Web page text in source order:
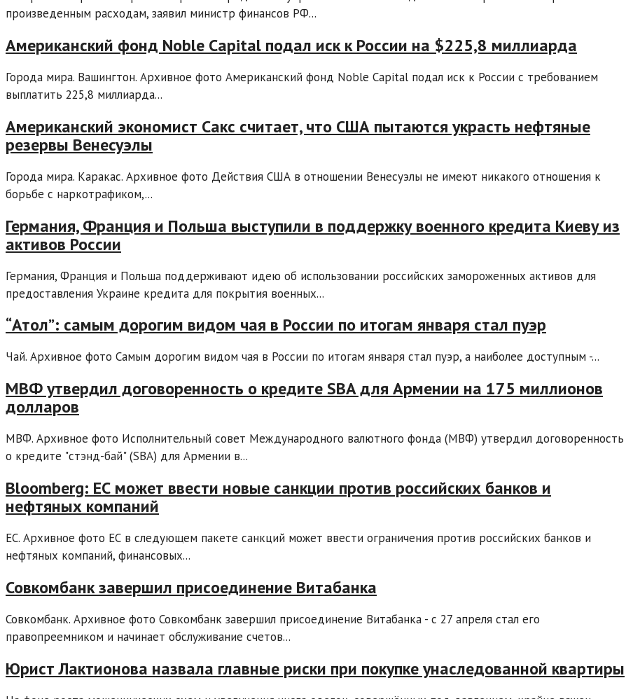
произведенным расходам, заявил министр финансов РФ...
Американский фонд Noble Capital подал иск к России на $225,8 миллиарда
Города мира. Вашингтон. Архивное фото Американский фонд Noble Capital подал иск к России с требованием
выплатить 225,8 миллиарда...
Американский экономист Сакс считает, что США пытаются украсть нефтяные
резервы Венесуэлы
Города мира. Каракас. Архивное фото Действия США в отношении Венесуэлы не имеют никакого отношения к
борьбе с наркотрафиком,...
Германия, Франция и Польша выступили в поддержку военного кредита Киеву из
активов России
Германия, Франция и Польша поддерживают идею об использовании российских замороженных активов для
предоставления Украине кредита для покрытия военных...
“Атол”: самым дорогим видом чая в России по итогам января стал пуэр
Чай. Архивное фото Самым дорогим видом чая в России по итогам января стал пуэр, а наиболее доступным -...
МВФ утвердил договоренность о кредите SBA для Армении на 175 миллионов
долларов
МВФ. Архивное фото Исполнительный совет Международного валютного фонда (МВФ) утвердил договоренность
о кредите "стэнд-бай" (SBA) для Армении в...
Bloomberg: ЕС может ввести новые санкции против российских банков и
нефтяных компаний
ЕС. Архивное фото ЕС в следующем пакете санкций может ввести ограничения против российских банков и
нефтяных компаний, финансовых...
Совкомбанк завершил присоединение Витабанка
Совкомбанк. Архивное фото Совкомбанк завершил присоединение Витабанка - с 27 апреля стал его
правопреемником и начинает обслуживание счетов...
Юрист Лактионова назвала главные риски при покупке унаследованной квартиры